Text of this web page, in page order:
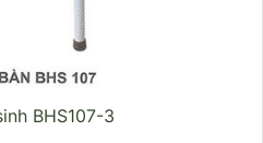
BHS107-3